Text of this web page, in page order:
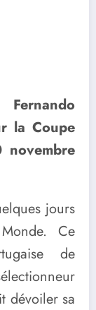
la Coupe
jours
Ce
de
dévoiler sa